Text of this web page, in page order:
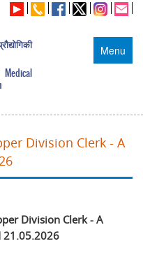
Menu
Division Clerk - A
Division Clerk - A
21.05.2026